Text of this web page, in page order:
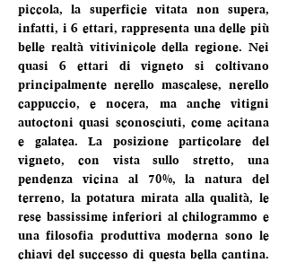
piccola, la superficie vitata non supera,
infatti, i 6 ettari, rappresenta una delle più
belle realtà vitivinicole della regione. Nei
quasi 6 ettari di vigneto si coltivano
principalmente nerello mascalese, nerello
cappuccio, e nocera, ma anche vitigni
autoctoni quasi sconosciuti, come acitana
e galatea. La posizione particolare del
vigneto, con vista sullo stretto, una
pendenza vicina al 70%, la natura del
terreno, la potatura mirata alla qualità, le
rese bassissime inferiori al chilogrammo e
una filosofia produttiva moderna sono le
chiavi del successo di questa bella cantina.